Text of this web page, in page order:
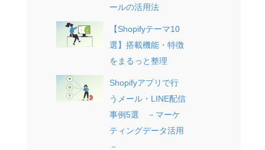
ールの活用法
【Shopifyテーマ10
選】搭載機能・特徴
をまるっと整理
Shopifyアプリで行
うメール・LINE配信
事例5選 －マーケ
ティングデータ活用
－